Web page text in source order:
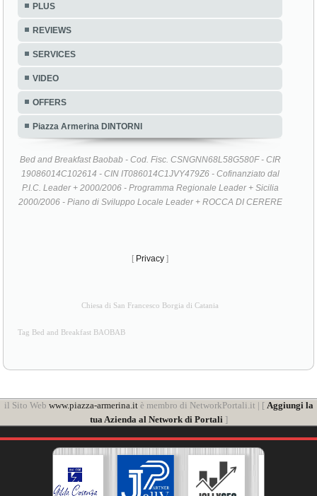
PLUS
REVIEWS
SERVICES
VIDEO
OFFERS
Piazza Armerina DINTORNI
Bed and Breakfast Baobab - Cod. Fisc. CSNGNN68L58G580F - CIR
19086014C102614 - CIN IT086014C1JVY479Z6 - Cofinanziato dal
P.I.C. Leader + 2000/2006 - Programma Regionale Leader + Sicilia
2000/2006 - Piano di Sviluppo Locale Leader + ROCCA DI CERERE
[ Privacy ]
Chiesa di San Francesco Borgia di Catania
Tag Bed and Breakfast BAOBAB
il Sito Web www.piazza-armerina.itè membro di NetworkPortali.it | [ Aggiungi la
tua Azienda al Network di Portali ]